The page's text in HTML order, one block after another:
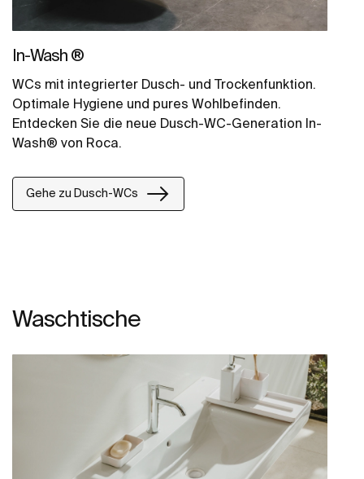
In-Wash ®
WCs mit integrierter Dusch- und Trockenfunktion.
Optimale Hygiene und pures Wohlbefinden.
Entdecken Sie die neue Dusch-WC-Generation In-
Wash® von Roca.
Gehe zu Dusch-WCs
Waschtische